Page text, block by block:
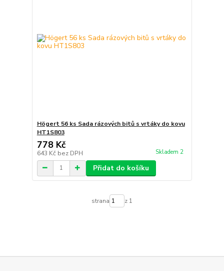
Högert 56 ks Sada rázových bitů s vrtáky do kovu
HT1S803
778 Kč
643 Kč bez DPH Skladem 2
Přidat do košíku
strana z 1